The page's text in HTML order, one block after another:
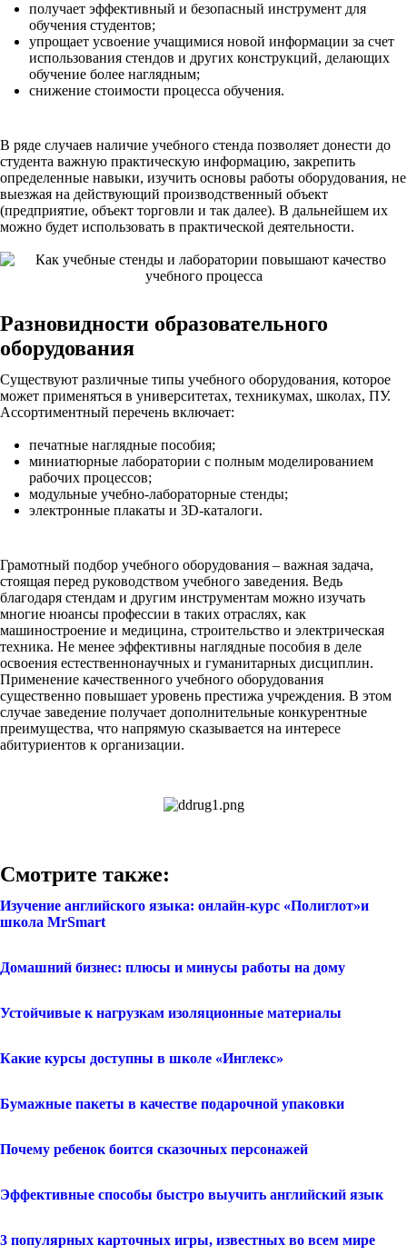
получает эффективный и безопасный инструмент для
обучения студентов;
упрощает усвоение учащимися новой информации за счет
использования стендов и других конструкций, делающих
обучение более наглядным;
снижение стоимости процесса обучения.
В ряде случаев наличие учебного стенда позволяет донести до
студента важную практическую информацию, закрепить
определенные навыки, изучить основы работы оборудования, не
выезжая на действующий производственный объект
(предприятие, объект торговли и так далее). В дальнейшем их
можно будет использовать в практической деятельности.
Разновидности образовательного
оборудования
Существуют различные типы учебного оборудования, которое
может применяться в университетах, техникумах, школах, ПУ.
Ассортиментный перечень включает:
печатные наглядные пособия;
миниатюрные лаборатории с полным моделированием
рабочих процессов;
модульные учебно-лабораторные стенды;
электронные плакаты и 3D-каталоги.
Грамотный подбор учебного оборудования – важная задача,
стоящая перед руководством учебного заведения. Ведь
благодаря стендам и другим инструментам можно изучать
многие нюансы профессии в таких отраслях, как
машиностроение и медицина, строительство и электрическая
техника. Не менее эффективны наглядные пособия в деле
освоения естественнонаучных и гуманитарных дисциплин.
Применение качественного учебного оборудования
существенно повышает уровень престижа учреждения. В этом
случае заведение получает дополнительные конкурентные
преимущества, что напрямую сказывается на интересе
абитуриентов к организации.
Смотрите также:
Изучение английского языка: онлайн-курс «Полиглот»и
школа MrSmart
Домашний бизнес: плюсы и минусы работы на дому
Устойчивые к нагрузкам изоляционные материалы
Какие курсы доступны в школе «Инглекс»
Бумажные пакеты в качестве подарочной упаковки
Почему ребенок боится сказочных персонажей
Эффективные способы быстро выучить английский язык
3 популярных карточных игры, известных во всем мире